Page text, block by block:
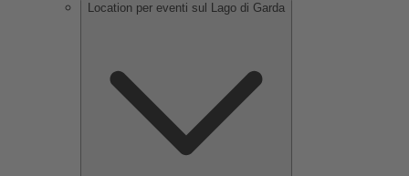
Location per eventi sul Lago di Garda